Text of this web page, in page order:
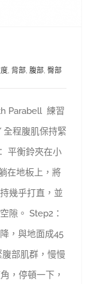
背部 腹部 臀部
Parabell 練習
程腹肌保持緊
平衡鈴夾在小
在地板上，將
幾乎打直，並
隙。 Step2：
，與地面成45
部肌群，慢慢
，停頓一下，